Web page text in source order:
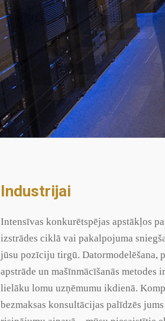
Industrijai
Intensīvas konkurētspējas apstākļos
izstrādes ciklā vai pakalpojuma
jūsu pozīciju tirgū. Datormodelēšana,
apstrāde un mašīnmācīšanās metodes
lielāku lomu uzņēmumu ikdienā.
bezmaksas konsultācijas palīdzēs